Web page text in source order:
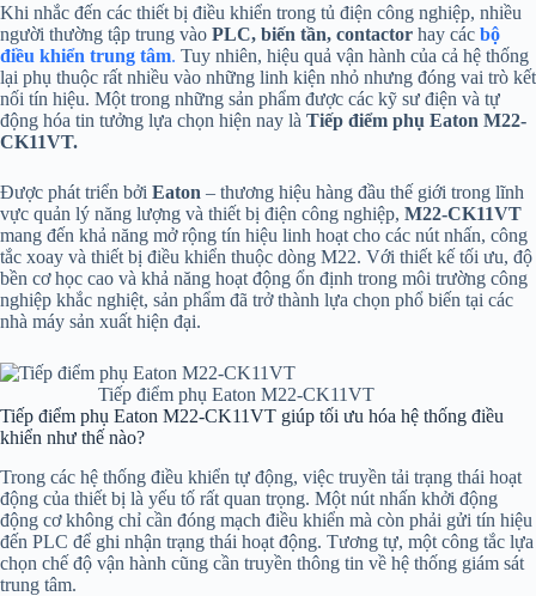
Khi nhắc đến các thiết bị điều khiển trong tủ điện công nghiệp, nhiều
người thường tập trung vào PLC, biến tần, contactor hay các bộ
điều khiển trung tâm. Tuy nhiên, hiệu quả vận hành của cả hệ thống
lại phụ thuộc rất nhiều vào những linh kiện nhỏ nhưng đóng vai trò kết
nối tín hiệu. Một trong những sản phẩm được các kỹ sư điện và tự
động hóa tin tưởng lựa chọn hiện nay là Tiếp điểm phụ Eaton M22-
CK11VT.
Được phát triển bởi Eaton – thương hiệu hàng đầu thế giới trong lĩnh
vực quản lý năng lượng và thiết bị điện công nghiệp, M22-CK11VT
mang đến khả năng mở rộng tín hiệu linh hoạt cho các nút nhấn, công
tắc xoay và thiết bị điều khiển thuộc dòng M22. Với thiết kế tối ưu, độ
bền cơ học cao và khả năng hoạt động ổn định trong môi trường công
nghiệp khắc nghiệt, sản phẩm đã trở thành lựa chọn phổ biến tại các
nhà máy sản xuất hiện đại.
Tiếp điểm phụ Eaton M22-CK11VT
Tiếp điểm phụ Eaton M22-CK11VT giúp tối ưu hóa hệ thống điều
khiển như thế nào?
Trong các hệ thống điều khiển tự động, việc truyền tải trạng thái hoạt
động của thiết bị là yếu tố rất quan trọng. Một nút nhấn khởi động
động cơ không chỉ cần đóng mạch điều khiển mà còn phải gửi tín hiệu
đến PLC để ghi nhận trạng thái hoạt động. Tương tự, một công tắc lựa
chọn chế độ vận hành cũng cần truyền thông tin về hệ thống giám sát
trung tâm.